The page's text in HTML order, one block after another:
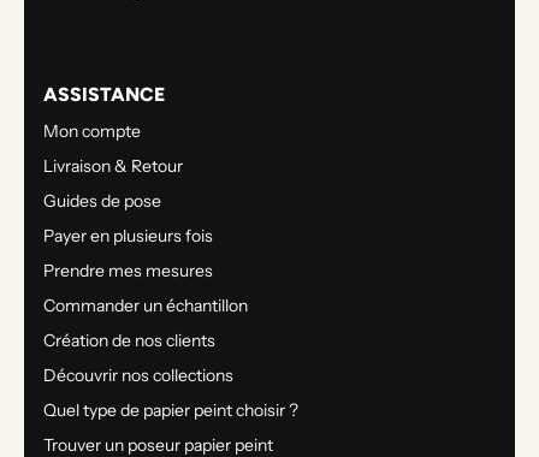
ASSISTANCE
Mon compte
Livraison & Retour
Guides de pose
Payer en plusieurs fois
Prendre mes mesures
Commander un échantillon
Création de nos clients
Découvrir nos collections
Quel type de papier peint choisir ?
Trouver un poseur papier peint